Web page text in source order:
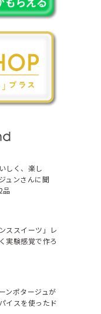
しく、楽し
ュンさんに聞
品
ススイーツ」レ
実験感覚で作ろ
ンポタージュが
イスを使ったド